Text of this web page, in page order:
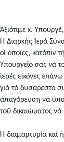
Ἀξιότιμε κ. Ὑπουργέ,
Ἡ Διαρκής Ἱερά
οἱ ὁποῖες, κατόπιν
Ὑπουργεῖο σας νά
ἱερές εἰκόνες
γιά τό δυσάρεστο
ἀπαγόρευση νά
τοῦ δικαιώματος
Ἡ διαμαρτυρία καί